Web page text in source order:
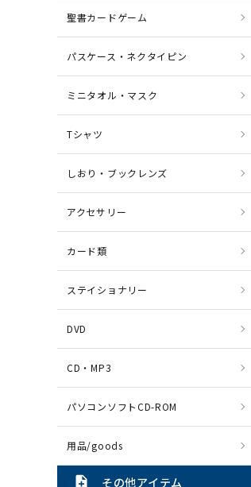
聖書カードゲーム
パスケース・ネクタイピン
ミニタオル・マスク
Tシャツ
しおり・ブックレンズ
アクセサリー
カード類
ステイショナリー
DVD
CD・MP3
パソコンソフトCD-ROM
用品/goods
note_add その他アイテム